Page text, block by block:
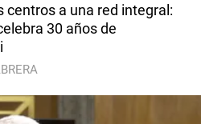
centros a una red integral:
30 años de